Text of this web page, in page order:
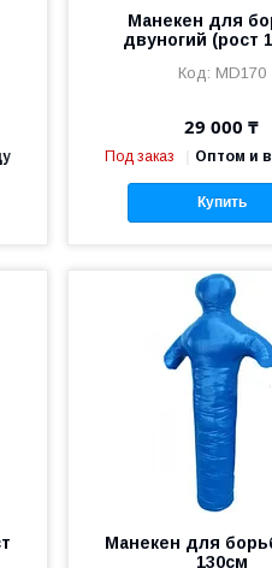
Манекен для
двуногий (рост
MD170
29 000 ₸
Под заказ Оптом и
Купить
Манекен для
130см